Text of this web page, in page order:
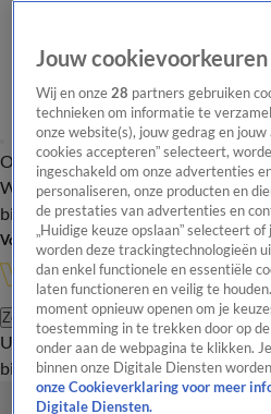
Overzicht Onze programma's
WandelgangenInterviews
bijwonenPodcastShop
Volg Vandaag Inside
Zoeken
UitzendingenVandaag InsideDe
bijwonen
Jouw cookievoorkeuren
Wij en onze28 partners gebruiken
technieken om informatie te
onze website(s), jouw gedrag en jouw
cookies accepteren” selecteert,
ingeschakeld om onze advertenties
personaliseren, onze producten en
de prestaties van advertenties en
„Huidige keuze opslaan” selecteert
worden deze trackingtechnologieën
dan enkel functionele en essentiële
laten functioneren en veilig te
moment opnieuw openen om je
toestemming in te trekken door op
onder aan de webpagina te klikken.
binnen onze Digitale Diensten
onze Cookieverklaring voor meer
Digitale Diensten.